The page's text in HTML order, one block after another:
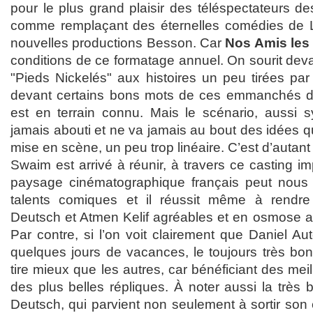
pour le plus grand plaisir des téléspectateurs
comme remplaçant des éternelles comédies
nouvelles productions Besson. Car Nos Amis
conditions de ce formatage annuel. On sourit
"Pieds Nickelés" aux histoires un peu tirées
devant certains bons mots de ces emmanchés
est en terrain connu. Mais le scénario, aussi
jamais abouti et ne va jamais au bout des idées
mise en scène, un peu trop linéaire. C’est
Swaim est arrivé à réunir, à travers ce casting
paysage cinématographique français peut
talents comiques et il réussit même à
Deutsch et Atmen Kelif agréables et en osmose
Par contre, si l’on voit clairement que Daniel
quelques jours de vacances, le toujours très
tire mieux que les autres, car bénéficiant des
des plus belles répliques. À noter aussi la très
Deutsch, qui parvient non seulement à sortir